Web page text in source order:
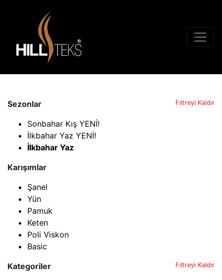
Sezonlar Filtreyi Kaldır
Sonbahar Kış YENİ!
İlkbahar Yaz YENİ!
İlkbahar Yaz
Karışımlar
Şanel
Yün
Pamuk
Keten
Poli Viskon
Basic
Kategoriler
Filtreyi Kaldır